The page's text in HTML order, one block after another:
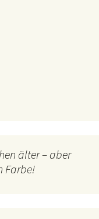
älter – aber
Farbe!